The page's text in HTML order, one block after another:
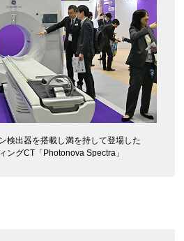
検出器を搭載し満を持して登場した
ングCT「Photonova Spectra」